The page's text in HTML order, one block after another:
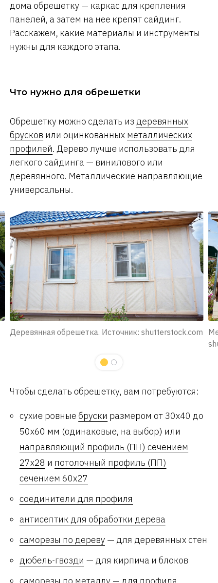
дома обрешетку — каркас для крепления
панелей, а затем на нее крепят сайдинг.
Расскажем, какие материалы и инструменты
нужны для каждого этапа.
Что нужно для обрешетки
Обрешетку можно сделать из деревянных
брусков или оцинкованных металлических
профилей. Дерево лучше использовать для
легкого сайдинга — винилового или
деревянного. Металлические направляющие
универсальны.
Деревянная обрешетка. Источник: shutterstock.com
Чтобы сделать обрешетку, вам потребуются:
сухие ровные бруски размером от 30х40 до
50х60 мм (одинаковые, на выбор) или
направляющий профиль (ПН) сечением
27х28 и потолочный профиль (ПП)
сечением 60х27
соединители для профиля
антисептик для обработки дерева
саморезы по дереву — для деревянных стен
дюбель-гвозди — для кирпича и блоков